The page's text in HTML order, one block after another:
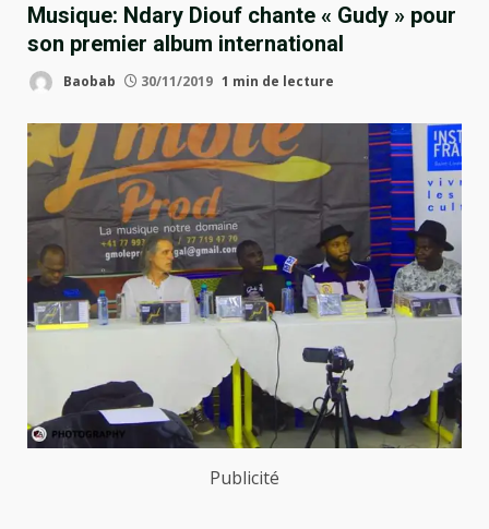
Musique: Ndary Diouf chante « Gudy » pour
son premier album international
Baobab 30/11/2019 1 min de lecture
Publicité